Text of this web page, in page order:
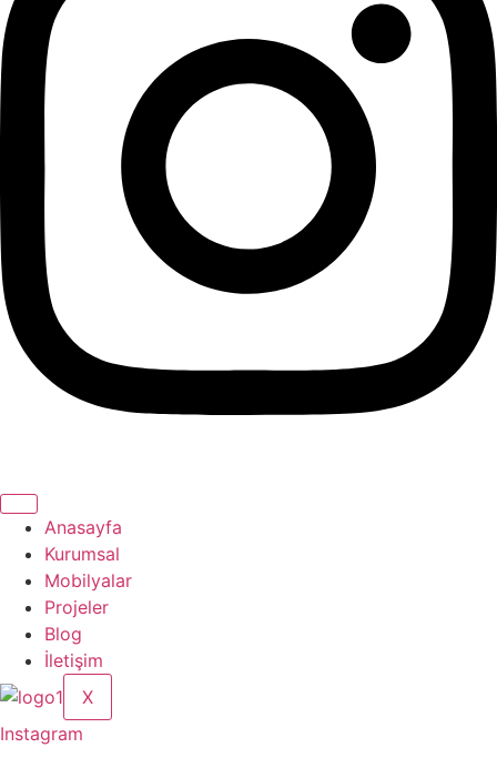
Anasayfa
Kurumsal
Mobilyalar
Projeler
Blog
İletişim
X
Instagram